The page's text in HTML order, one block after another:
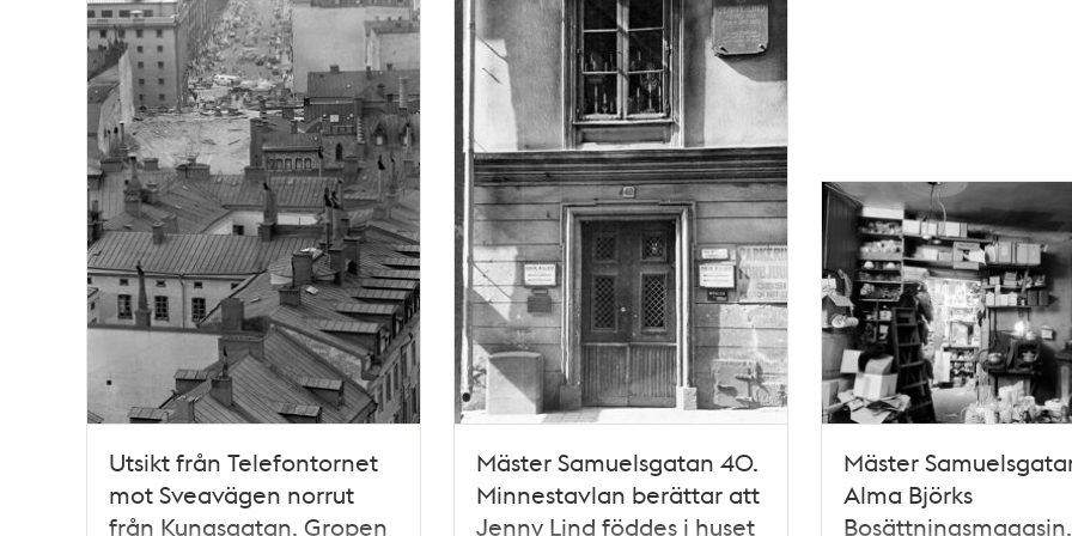
Utsikt från Telefontornet
mot Sveavägen norrut
från Kungsgatan. Gropen
Mäster Samuelsgatan 40.
Minnestavlan berättar att
Jenny Lind föddes i huset
Mäster
Alma Björks